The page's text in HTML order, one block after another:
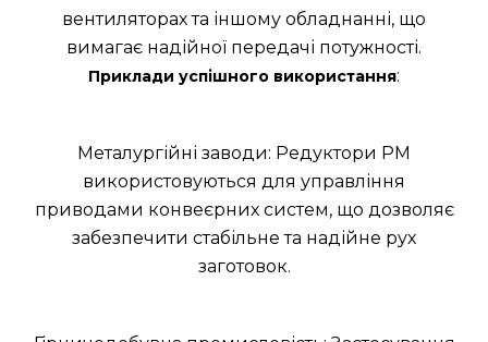
вентиляторах та іншому обладнанні, що
вимагає надійної передачі потужності.
Приклади успішного використання:
Металургійні заводи: Редуктори РМ
використовуються для управління
приводами конвеєрних систем, що дозволяє
забезпечити стабільне та надійне рух
заготовок.